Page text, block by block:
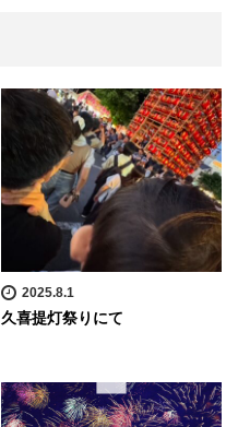
2025.8.1
久喜提灯祭りにて